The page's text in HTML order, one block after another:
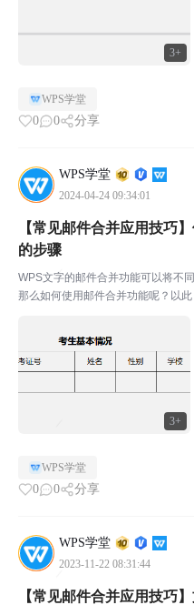
3+
WPS学堂
0 0 分享
WPS学堂
2024-04-24 09:34:01
3+
【常见邮件合并应用技巧
的步骤
WPS文字的邮件合并功能可以将不
那么如何使用邮件合并功能呢？以
WPS学堂
0 0 分享
WPS学堂
2023-11-22 08:31:44
【常见邮件合并应用技巧